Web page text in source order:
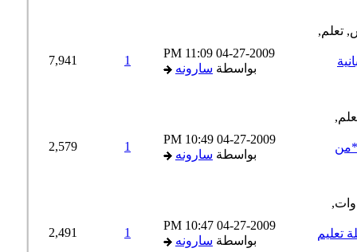
04-27-2009
11:09 PM
بواسطةسارونه
7,941
04-27-2009
10:49 PM
بواسطةسارونه
2,579
تعليم
04-27-2009
10:47 PM
بواسطةسارونه
2,491